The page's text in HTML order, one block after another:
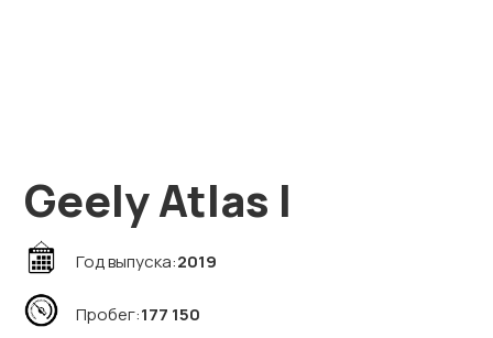
Geely Atlas I
Год выпуска:2019
Пробег:177 150